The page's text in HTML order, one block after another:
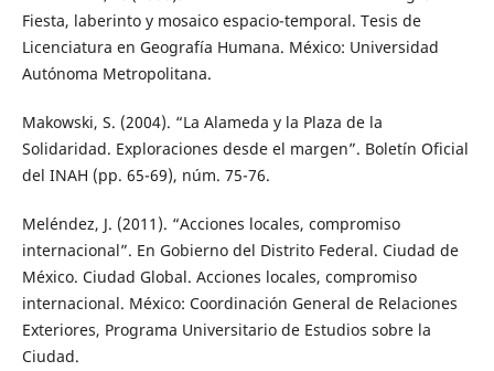
Fiesta, laberinto y mosaico espacio-temporal. Tesis de
Licenciatura en Geografía Humana. México: Universidad
Autónoma Metropolitana.
Makowski, S. (2004). “La Alameda y la Plaza de la
Solidaridad. Exploraciones desde el margen”. Boletín Oficial
del INAH (pp. 65-69), núm. 75-76.
Meléndez, J. (2011). “Acciones locales, compromiso
internacional”. En Gobierno del Distrito Federal. Ciudad de
México. Ciudad Global. Acciones locales, compromiso
internacional. México: Coordinación General de Relaciones
Exteriores, Programa Universitario de Estudios sobre la
Ciudad.